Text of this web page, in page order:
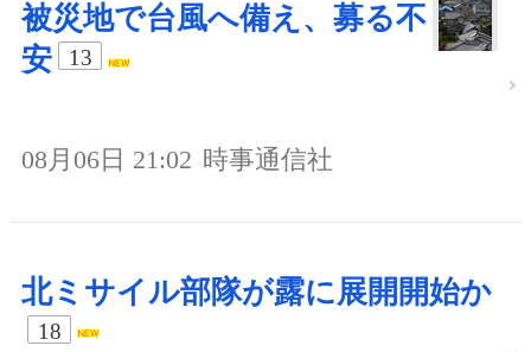
被災地で台風へ備え、募る不
安
13
08月06日 21:02 時事通信社
北ミサイル部隊が露に展開開始か
18